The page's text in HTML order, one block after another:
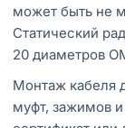
может быть не
Статический
20 диаметров
Монтаж кабеля
муфт, зажимов